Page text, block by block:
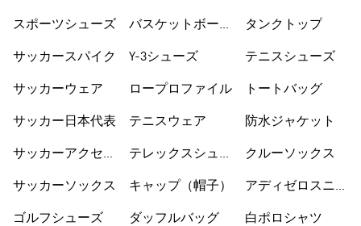
スポーツシューズ
サッカースパイク
サッカーウェア
サッカー日本代表
サッカーアクセサ
サッカーソックス
ゴルフシューズ
バスケットボール
Y-3シューズ
ロープロファイル
テニスウェア
テレックスシュー
キャップ（帽子）
ダッフルバッグ
タンクトップ
テニスシューズ
トートバッグ
防水ジャケット
クルーソックス
アディゼロスニー
白ポロシャツ